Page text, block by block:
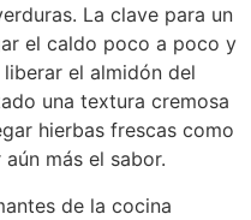
La clave para un
el caldo poco a poco y
el almidón del
una textura cremosa
hierbas frescas como
más el sabor.
de la cocina